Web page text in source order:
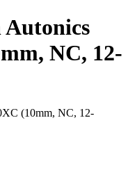
Autonics
NC, 12-
(10mm, NC, 12-